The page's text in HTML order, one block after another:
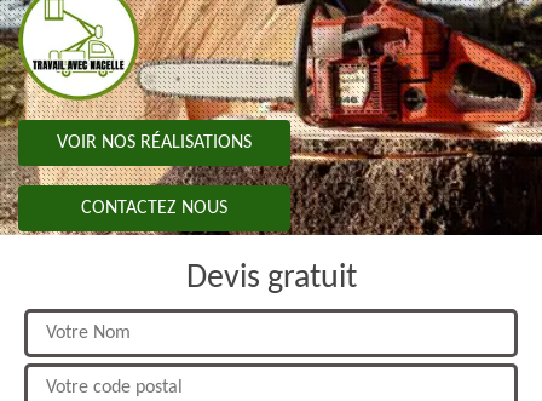
VOIR NOS RÉALISATIONS
CONTACTEZ NOUS
Devis gratuit